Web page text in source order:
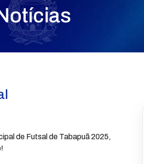
de Futsal de Tabapuã 2025,